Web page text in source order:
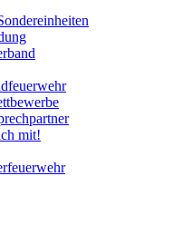
mit!